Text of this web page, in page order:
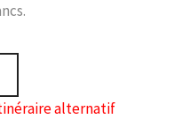
alternatif